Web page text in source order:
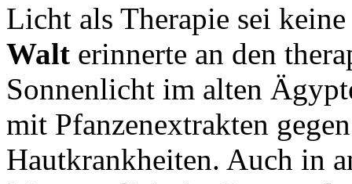
Licht als Therapie sei
Walt erinnerte an den
Sonnenlicht im alten
mit Pfanzenextrakten
Hautkrankheiten. Auch in